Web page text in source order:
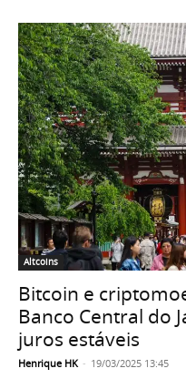
Altcoins
Bitcoin e
Banco Central do
juros estáveis
Henrique HK - 19/03/2025 13:45